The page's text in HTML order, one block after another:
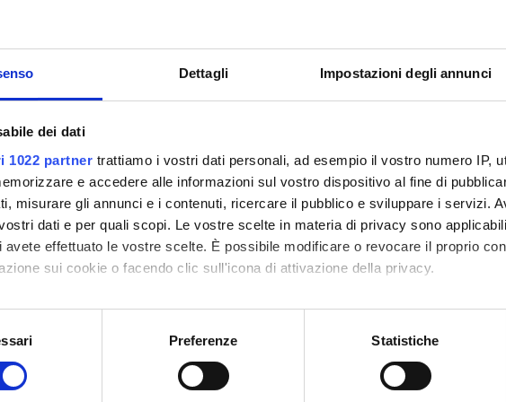
Dettagli Impostazioni degli annunci
dei dati
1022 partner trattiamo i vostri dati personali, ad esempio il vostro numero IP,
e accedere alle informazioni sul vostro dispositivo al fine di
misurare gli annunci e i contenuti, ricercare il pubblico e sviluppare i servizi.
dati e per quali scopi. Le vostre scelte in materia di privacy sono
avete effettuato le vostre scelte. È possibile modificare o revocare il proprio
sui cookie o facendo clic sull'icona di attivazione della privacy.
vorremmo anche:
informazioni sulla tua posizione geografica, con un'approssimazione di
Preferenze Statistiche
INNOVATION
POD - INFORMATICA SKILLS RESEARCH